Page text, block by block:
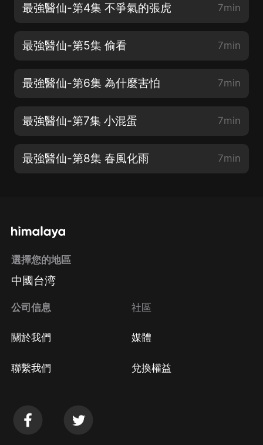
最強醫仙-第4集 不爭氣的張虎 7min
最強醫仙-第5集 偷看 7min
最強醫仙-第6集 為什麼害怕 7min
最強醫仙-第7集 小混蛋 7min
最強醫仙-第8集 春風化雨 7min
選擇您的地區
中國台湾
公司信息
關於我們
聯繫我們
社區
媒體
兌換權益